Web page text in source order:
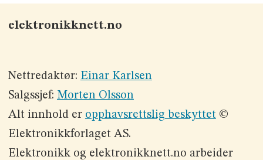
elektronikknett.no
Nettredaktør: Einar Karlsen
Salgssjef: Morten Olsson
Alt innhold er opphavsrettslig beskyttet©
Elektronikkforlaget AS.
Elektronikk og elektronikknett.no arbeider